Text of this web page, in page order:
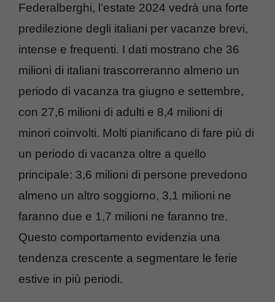
Federalberghi, l’estate 2024 vedrà una forte
predilezione degli italiani per vacanze brevi,
intense e frequenti. I dati mostrano che 36
milioni di italiani trascorreranno almeno un
periodo di vacanza tra giugno e settembre,
con 27,6 milioni di adulti e 8,4 milioni di
minori coinvolti. Molti pianificano di fare più di
un periodo di vacanza oltre a quello
principale: 3,6 milioni di persone prevedono
almeno un altro soggiorno, 3,1 milioni ne
faranno due e 1,7 milioni ne faranno tre.
Questo comportamento evidenzia una
tendenza crescente a segmentare le ferie
estive in più periodi.